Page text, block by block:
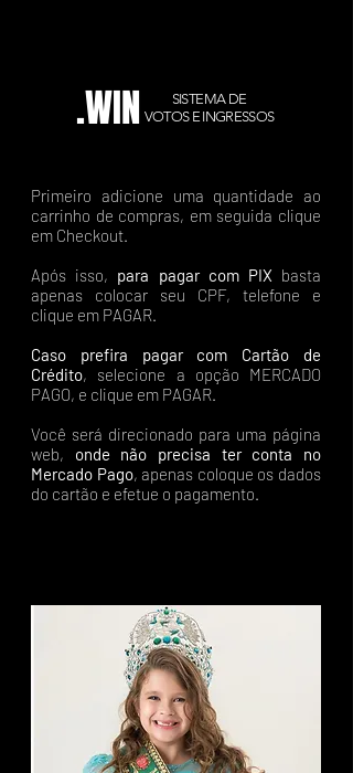
.WIN
SISTEMA DE
VOTOS E INGRESSOS
Primeiro adicione uma quantidade ao
carrinho de compras, em seguida clique
em Checkout.
Após isso, para pagar com PIX basta
apenas colocar seu CPF, telefone e
clique em PAGAR.
Caso prefira pagar com Cartão de
Crédito, selecione a opção MERCADO
PAGO, e clique em PAGAR.
Você será direcionado para uma página
web, onde não precisa ter conta no
Mercado Pago, apenas coloque os dados
do cartão e efetue o pagamento.